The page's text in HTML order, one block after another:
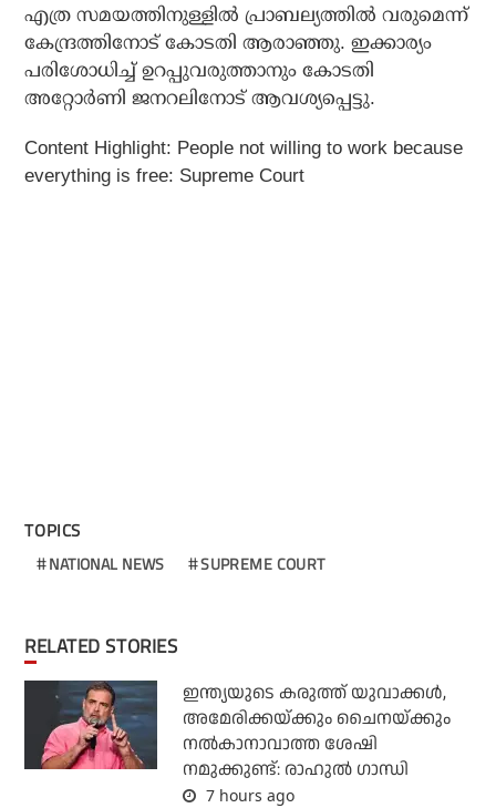
എത്ര സമയത്തിനുള്ളില്‍ പ്രാബല്യത്തില്‍ വരുമെന്ന്
കേന്ദ്രത്തിനോട് കോടതി ആരാഞ്ഞു. ഇക്കാര്യം
പരിശോധിച്ച് ഉറപ്പുവരുത്താനും കോടതി
അറ്റോര്‍ണി ജനറലിനോട് ആവശ്യപ്പെട്ടു.
Content Highlight: People not willing to work because
everything is free: Supreme Court
TOPICS
NATIONAL NEWS SUPREME COURT
RELATED STORIES
ഇന്ത്യയുടെ കരുത്ത് യുവാക്കള്‍,
അമേരിക്കയ്ക്കും ചൈനയ്ക്കും
നല്‍കാനാവാത്ത ശേഷി
നമുക്കുണ്ട്: രാഹുല്‍ ഗാന്ധി
7 hours ago